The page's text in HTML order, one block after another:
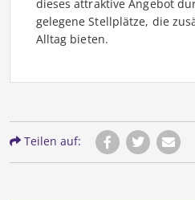
dieses attraktive Angebot
gelegene Stellplätze, die
Alltag bieten.
Teilen auf: